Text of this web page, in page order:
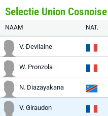
Selectie Union Cosnoise
NAAM NAT.
V. Devilaine
W. Pronzola
N. Diazayakana
V. Giraudon